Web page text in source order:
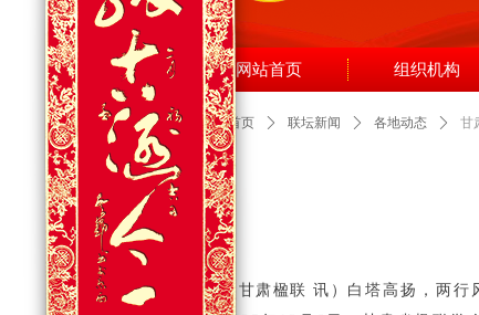
网站首页 组织机构
网站首页 ꄲ 联坛新闻 ꄲ 各地动态 ꄲ 甘
（甘肃楹联 讯） 白塔高扬，两行